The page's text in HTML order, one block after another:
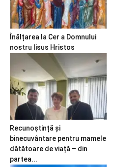
Înălțarea la Cer a Domnului
nostru Iisus Hristos
Recunoștință și
binecuvântare pentru mamele
dătătoare de viață – din
partea...